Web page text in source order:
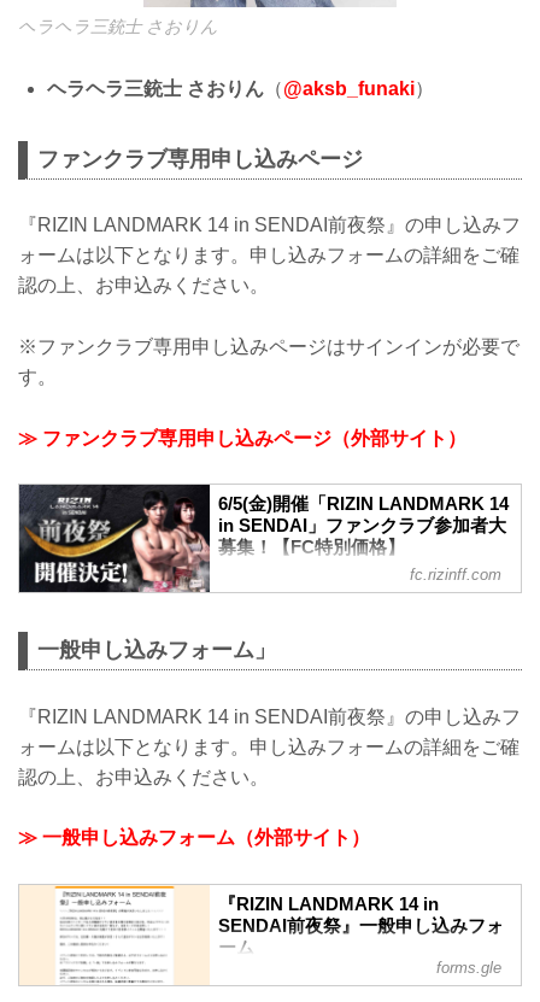
ヘラヘラ三銃士 さおりん
ヘラヘラ三銃士 さおりん （@aksb_funaki）
ファンクラブ専用申し込みページ
『RIZIN LANDMARK 14 in SENDAI前夜祭』の申し込みフ
ォームは以下となります。申し込みフォームの詳細をご確
認の上、お申込みください。
※ファンクラブ専用申し込みページはサインインが必要で
す。
≫ ファンクラブ専用申し込みページ（外部サイト）
6/5(金)開催「RIZIN LANDMARK 14
in SENDAI」ファンクラブ参加者大
募集！【FC特別価格】
6月5日(金)仙台市内某所にて「RIZIN
ラブ会員様は特別価格にてご参加いただ
けます！ ※当イベントは抽選にて参加者
い特別なひとときを、ぜひお楽しみくだ
さい。たくさんのご応募をお待ちしてお
ります！ RIZIN LANDMARK 14 in
SENDAI 前夜祭 ■開催日時 2026年6月5
所 仙台市内（...
fc.rizinff.com
一般申し込みフォーム」
『RIZIN LANDMARK 14 in SENDAI前夜祭』の申し込みフ
ォームは以下となります。申し込みフォームの詳細をご確
認の上、お申込みください。
≫ 一般申し込みフォーム（外部サイト）
『RIZIN LANDMARK 14 in
SENDAI前夜祭』一般申し込みフォ
ーム
＼＼＼『RIZIN LANDMARK 14 in
forms.gle